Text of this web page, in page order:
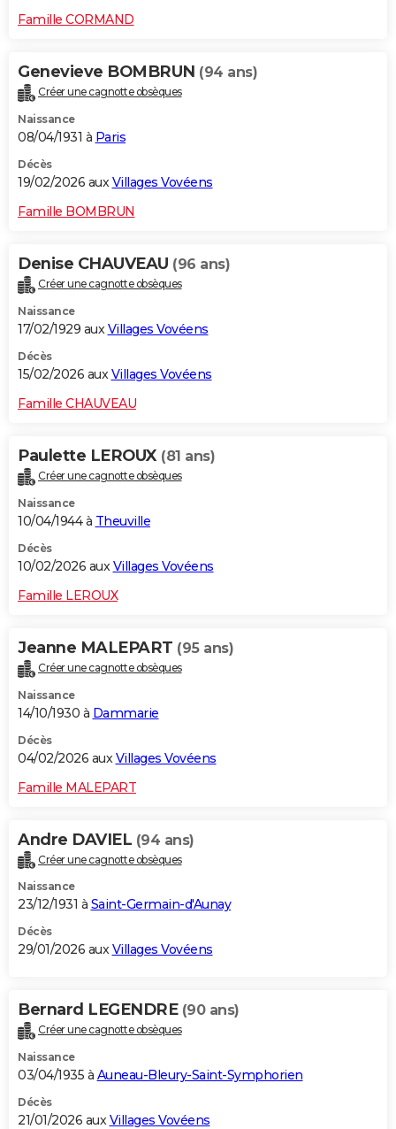
Famille CORMAND
Genevieve BOMBRUN (94 ans)
Créer une cagnotte obsèques
Naissance
08/04/1931 à Paris
Décès
19/02/2026 auxVillages Vovéens
Famille BOMBRUN
Denise CHAUVEAU (96 ans)
Créer une cagnotte obsèques
Naissance
17/02/1929 auxVillages Vovéens
Décès
15/02/2026 auxVillages Vovéens
Famille CHAUVEAU
Paulette LEROUX (81 ans)
Créer une cagnotte obsèques
Naissance
10/04/1944 à Theuville
Décès
10/02/2026 auxVillages Vovéens
Famille LEROUX
Jeanne MALEPART (95 ans)
Créer une cagnotte obsèques
Naissance
14/10/1930 à Dammarie
Décès
04/02/2026 aux Villages Vovéens
Famille MALEPART
Andre DAVIEL (94 ans)
Créer une cagnotte obsèques
Naissance
23/12/1931 à Saint-Germain-d'Aunay
Décès
29/01/2026 auxVillages Vovéens
Bernard LEGENDRE (90 ans)
Créer une cagnotte obsèques
Naissance
03/04/1935 à Auneau-Bleury-Saint-Symphorien
Décès
21/01/2026 auxVillages Vovéens